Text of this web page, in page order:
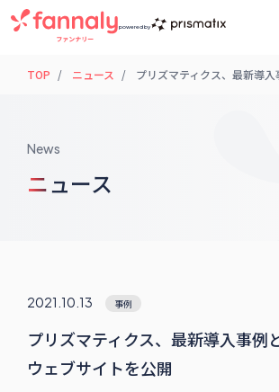
powered by
TOP ニュース プリズマティクス、最新導
News
ニュース
2021.10.13 事例
プリズマティクス、最新導入事例
ウェブサイトを公開